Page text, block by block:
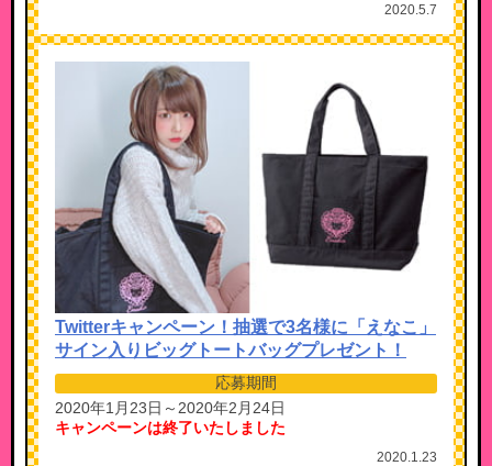
2020.5.7
Twitterキャンペーン！抽選で3名様に「えなこ」
サイン入りビッグトートバッグプレゼント！
応募期間
2020年1月23日～2020年2月24日
キャンペーンは終了いたしました
2020.1.23